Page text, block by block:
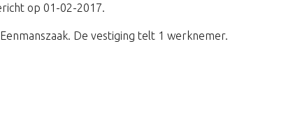
op 01-02-2017.
De vestiging telt 1 werknemer.